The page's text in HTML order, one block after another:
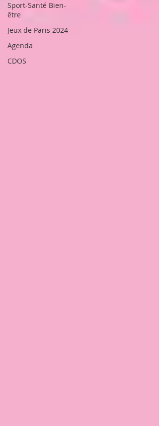
Sport-Santé Bien-
être
Jeux de Paris 2024
Agenda
CDOS